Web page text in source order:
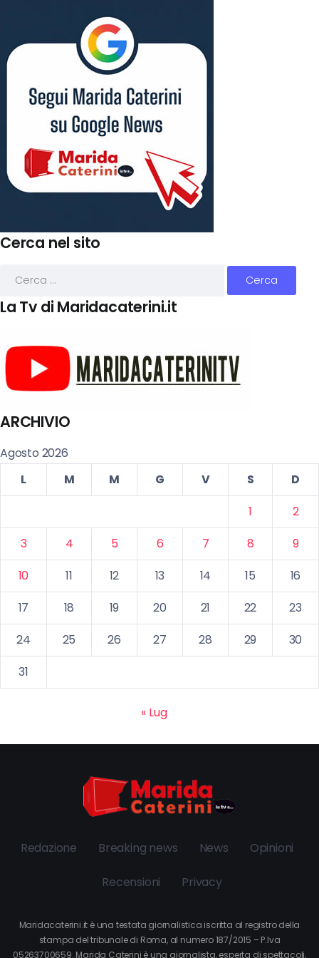
Cerca nel sito
La Tv di Maridacaterini.it
ARCHIVIO
Agosto 2026
L
M M G V S
D
1
2
3
4 5 6 7 8
9
10
11 12 13 14 15
16
17
18 19 20 21 22
23
24
25 26 27 28 29
30
31
« Lug
Redazione Breaking news News Opinioni
Recensioni Privacy
Maridacaterini.it è una testata giornalistica iscritta al registro della
stampa del tribunale di Roma, al numero 187/2015 – P.Iva
05263700659. Marida Caterini è una giornalista, esperta di spettacoli,